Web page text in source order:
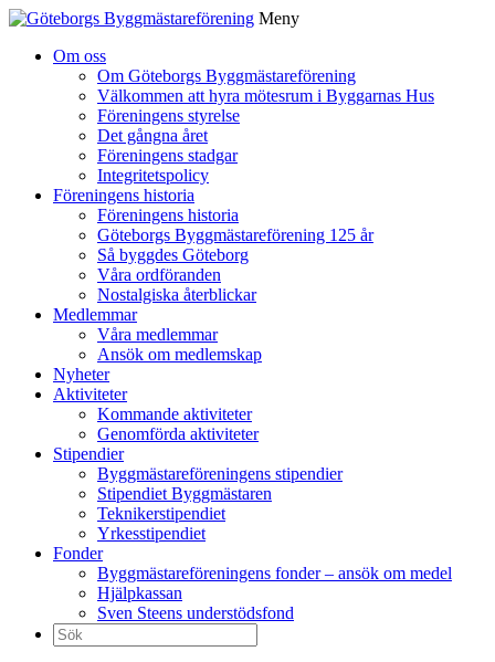
Meny
Om oss
Om Göteborgs Byggmästareförening
Välkommen att hyra mötesrum i Byggarnas Hus
Föreningens styrelse
Det gångna året
Föreningens stadgar
Integritetspolicy
Föreningens historia
Föreningens historia
Göteborgs Byggmästareförening 125 år
Så byggdes Göteborg
Våra ordföranden
Nostalgiska återblickar
Medlemmar
Våra medlemmar
Ansök om medlemskap
Nyheter
Aktiviteter
Kommande aktiviteter
Genomförda aktiviteter
Stipendier
Byggmästareföreningens stipendier
Stipendiet Byggmästaren
Teknikerstipendiet
Yrkesstipendiet
Fonder
Byggmästareföreningens fonder – ansök om medel
Hjälpkassan
Sven Steens understödsfond
Sök
efter: